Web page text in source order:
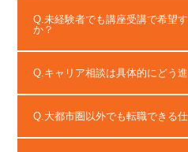
未経験者でも講座受講で希望
か？
キャリア相談は具体的にどう
大都市圏以外でも転職できる